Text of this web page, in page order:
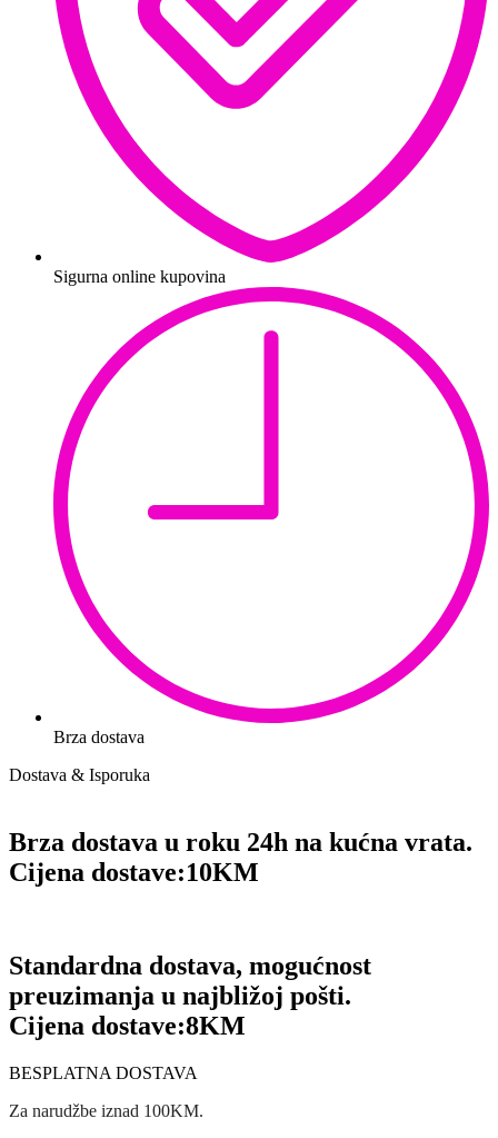
Sigurna online kupovina
Brza dostava
Dostava & Isporuka
Brza dostava u roku 24h na kućna vrata.
Cijena dostave:10KM
Standardna dostava, mogućnost
preuzimanja u najbližoj pošti.
Cijena dostave:8KM
BESPLATNA DOSTAVA
Za narudžbe iznad 100KM.